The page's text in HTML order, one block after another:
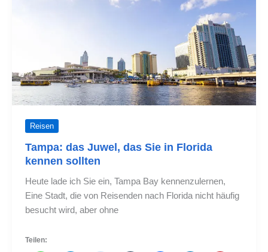
Reisen
Tampa: das Juwel, das Sie in Florida
kennen sollten
Heute lade ich Sie ein, Tampa Bay kennenzulernen,
Eine Stadt, die von Reisenden nach Florida nicht häufig
besucht wird, aber ohne
Teilen: